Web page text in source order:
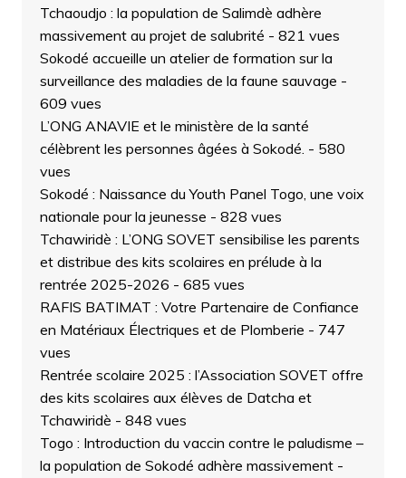
Tchaoudjo : la population de Salimdè adhère
massivement au projet de salubrité - 821 vues
Sokodé accueille un atelier de formation sur la
surveillance des maladies de la faune sauvage -
609 vues
L’ONG ANAVIE et le ministère de la santé
célèbrent les personnes âgées à Sokodé. - 580
vues
Sokodé : Naissance du Youth Panel Togo, une voix
nationale pour la jeunesse - 828 vues
Tchawiridè : L’ONG SOVET sensibilise les parents
et distribue des kits scolaires en prélude à la
rentrée 2025-2026 - 685 vues
RAFIS BATIMAT : Votre Partenaire de Confiance
en Matériaux Électriques et de Plomberie - 747
vues
Rentrée scolaire 2025 : l’Association SOVET offre
des kits scolaires aux élèves de Datcha et
Tchawiridè - 848 vues
Togo : Introduction du vaccin contre le paludisme –
la population de Sokodé adhère massivement-